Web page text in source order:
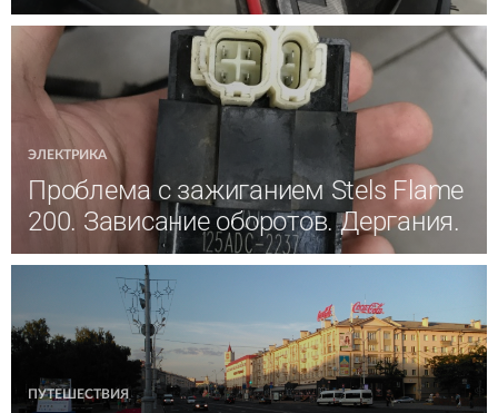
ЭЛЕКТРИКА
Проблема с зажиганием Stels Flame
200. Зависание оборотов. Дергания.
ПУТЕШЕСТВИЯ